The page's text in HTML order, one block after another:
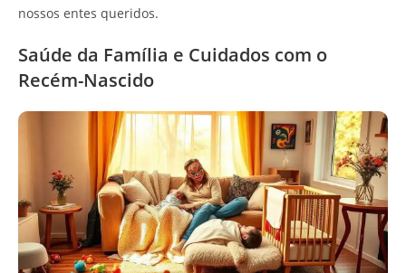
nossos entes queridos.
Saúde da Família e Cuidados com o
Recém-Nascido